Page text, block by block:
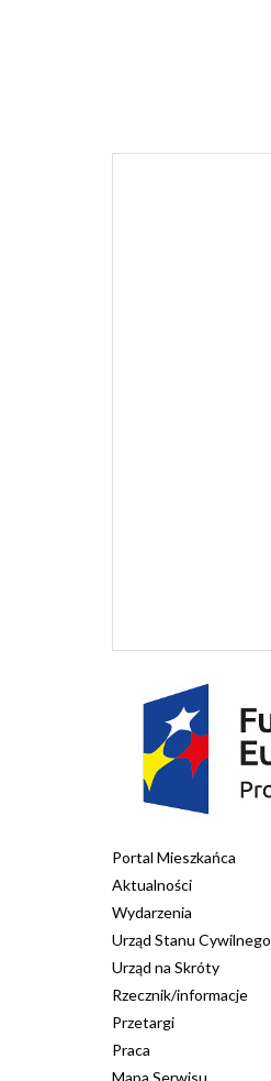
Portal Mieszkańca
Aktualności
Wydarzenia
Urząd Stanu Cywilnego
Urząd na Skróty
Rzecznik/informacje
Przetargi
Praca
Mapa Serwisu